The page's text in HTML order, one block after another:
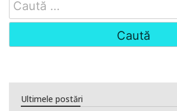
for:
Ultimele postări